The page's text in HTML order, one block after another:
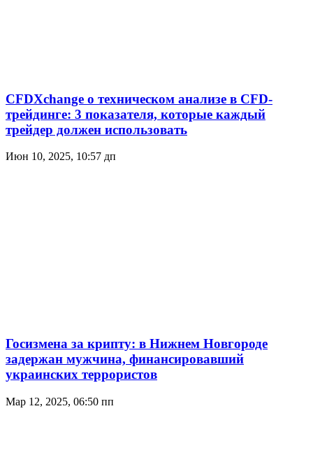
CFDXchange о техническом анализе в CFD-
трейдинге: 3 показателя, которые каждый
трейдер должен использовать
Июн 10, 2025, 10:57 дп
Госизмена за крипту: в Нижнем Новгороде
задержан мужчина, финансировавший
украинских террористов
Мар 12, 2025, 06:50 пп